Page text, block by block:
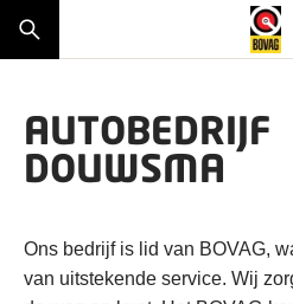
AUTOBEDRIJF
DOUWSMA
Ons bedrijf is lid van BOVAG,
van uitstekende service. Wij